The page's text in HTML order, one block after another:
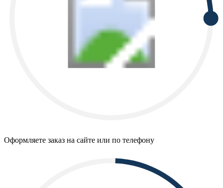
Оформляете заказ на сайте или по телефону